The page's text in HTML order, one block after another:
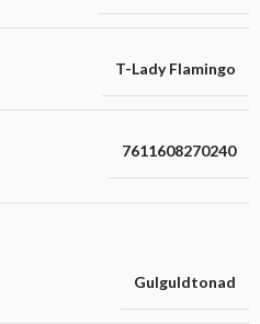
T-Lady Flamingo
7611608270240
Gulguldtonad